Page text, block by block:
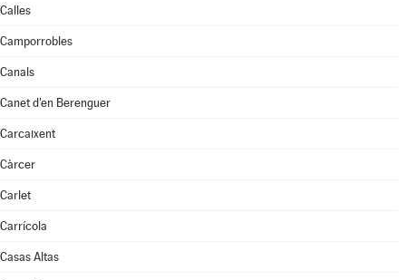
Calles
Camporrobles
Canals
Canet d'en Berenguer
Carcaixent
Càrcer
Carlet
Carrícola
Casas Altas